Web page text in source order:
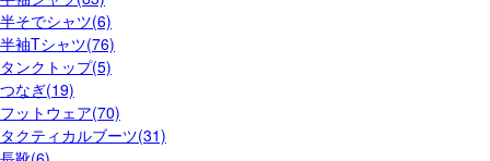
半そでシャツ(6)
半袖Tシャツ(76)
タンクトップ(5)
つなぎ(19)
フットウェア(70)
タクティカルブーツ(31)